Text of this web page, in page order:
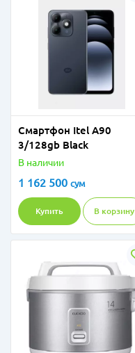
Смартфон Itel A90
3/128gb Black
В наличии
1 162 500 сум
Купить В корзину